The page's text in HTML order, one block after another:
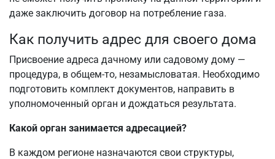
даже заключить договор на потребление газа.
Как получить адрес для своего дома
Присвоение адреса дачному или садовому дому —
процедура, в общем-то, незамысловатая. Необходимо
подготовить комплект документов, направить в
уполномоченный орган и дождаться результата.
Какой орган занимается адресацией?
В каждом регионе назначаются свои структуры,